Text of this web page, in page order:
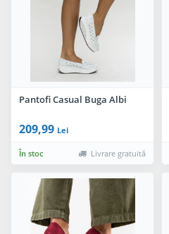
Pantofi Casual Buga Albi
209,99 Lei
În stoc Livrare gratuită